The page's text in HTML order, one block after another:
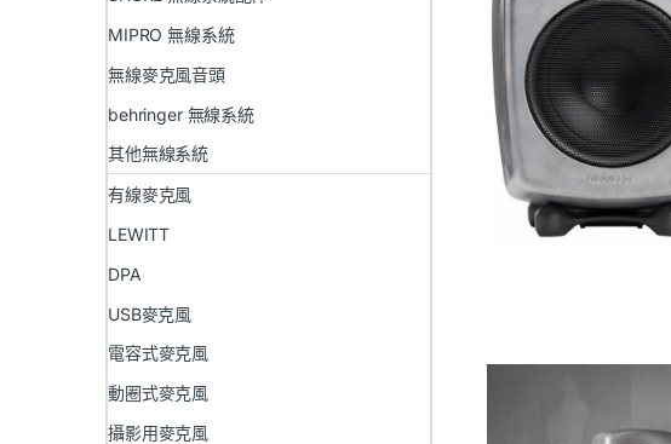
MIPRO 無線系統
無線麥克風音頭
behringer 無線系統
其他無線系統
有線麥克風
LEWITT
DPA
USB麥克風
電容式麥克風
動圈式麥克風
攝影用麥克風